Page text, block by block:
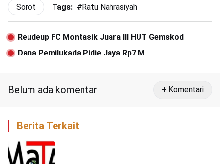
Sorot Tags: #Ratu Nahrasiyah
Reudeup FC Montasik Juara III HUT Gemskod
Dana Pemilukada Pidie Jaya Rp7 M
Belum ada komentar + Komentari
Berita Terkait